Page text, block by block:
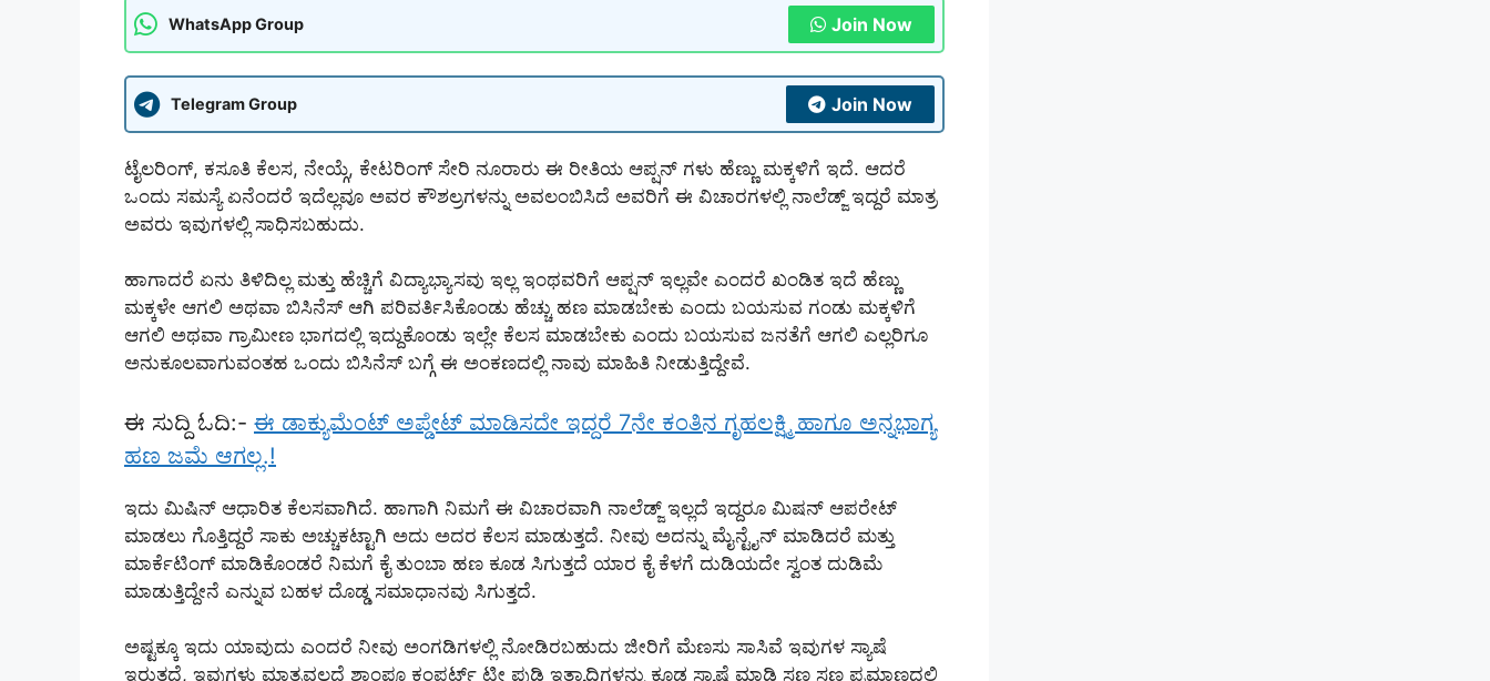
WhatsApp Group Join Now
Telegram Group Join Now
ಟೈಲರಿಂಗ್, ಕಸೂತಿ ಕೆಲಸ, ನೇಯ್ಗೆ, ಕೇಟರಿಂಗ್ ಸೇರಿ ನೂರಾರು ಈ ರೀತಿಯ ಆಪ್ಷನ್ ಗಳು ಹೆಣ್ಣು ಮಕ್ಕಳಿಗೆ ಇದೆ. ಆದರೆ
ಒಂದು ಸಮಸ್ಯೆ ಏನೆಂದರೆ ಇದೆಲ್ಲವೂ ಅವರ ಕೌಶಲ್ರಗಳನ್ನು ಅವಲಂಬಿಸಿದೆ ಅವರಿಗೆ ಈ ವಿಚಾರಗಳಲ್ಲಿ ನಾಲೆಡ್ಜ್ ಇದ್ದರೆ ಮಾತ್ರ
ಅವರು ಇವುಗಳಲ್ಲಿ ಸಾಧಿಸಬಹುದು.
ಹಾಗಾದರೆ ಏನು ತಿಳಿದಿಲ್ಲ ಮತ್ತು ಹೆಚ್ಚಿಗೆ ವಿದ್ಯಾಭ್ಯಾಸವು ಇಲ್ಲ ಇಂಥವರಿಗೆ ಆಪ್ಷನ್ ಇಲ್ಲವೇ ಎಂದರೆ ಖಂಡಿತ ಇದೆ ಹೆಣ್ಣು
ಮಕ್ಕಳೇ ಆಗಲಿ ಅಥವಾ ಬಿಸಿನೆಸ್ ಆಗಿ ಪರಿವರ್ತಿಸಿಕೊಂಡು ಹೆಚ್ಚು ಹಣ ಮಾಡಬೇಕು ಎಂದು ಬಯಸುವ ಗಂಡು ಮಕ್ಕಳಿಗೆ
ಆಗಲಿ ಅಥವಾ ಗ್ರಾಮೀಣ ಭಾಗದಲ್ಲಿ ಇದ್ದುಕೊಂಡು ಇಲ್ಲೇ ಕೆಲಸ ಮಾಡಬೇಕು ಎಂದು ಬಯಸುವ ಜನತೆಗೆ ಆಗಲಿ ಎಲ್ಲರಿಗೂ
ಅನುಕೂಲವಾಗುವಂತಹ ಒಂದು ಬಿಸಿನೆಸ್ ಬಗ್ಗೆ ಈ ಅಂಕಣದಲ್ಲಿ ನಾವು ಮಾಹಿತಿ ನೀಡುತ್ತಿದ್ದೇವೆ.
ಈ ಸುದ್ದಿ ಓದಿ:- ಈ ಡಾಕ್ಯುಮೆಂಟ್ ಅಪ್ಡೇಟ್ ಮಾಡಿಸದೇ ಇದ್ದರೆ 7ನೇ ಕಂತಿನ ಗೃಹಲಕ್ಷ್ಮಿ ಹಾಗೂ ಅನ್ನಭಾಗ್ಯ
ಹಣ ಜಮೆ ಆಗಲ್ಲ.!
ಇದು ಮಿಷಿನ್ ಆಧಾರಿತ ಕೆಲಸವಾಗಿದೆ. ಹಾಗಾಗಿ ನಿಮಗೆ ಈ ವಿಚಾರವಾಗಿ ನಾಲೆಡ್ಜ್ ಇಲ್ಲದೆ ಇದ್ದರೂ ಮಿಷನ್ ಆಪರೇಟ್
ಮಾಡಲು ಗೊತ್ತಿದ್ದರೆ ಸಾಕು ಅಚ್ಚುಕಟ್ಟಾಗಿ ಅದು ಅದರ ಕೆಲಸ ಮಾಡುತ್ತದೆ. ನೀವು ಅದನ್ನು ಮೈನ್ಟೈನ್ ಮಾಡಿದರೆ ಮತ್ತು
ಮಾರ್ಕೆಟಿಂಗ್ ಮಾಡಿಕೊಂಡರೆ ನಿಮಗೆ ಕೈ ತುಂಬಾ ಹಣ ಕೂಡ ಸಿಗುತ್ತದೆ ಯಾರ ಕೈ ಕೆಳಗೆ ದುಡಿಯದೇ ಸ್ವಂತ ದುಡಿಮೆ
ಮಾಡುತ್ತಿದ್ದೇನೆ ಎನ್ನುವ ಬಹಳ ದೊಡ್ಡ ಸಮಾಧಾನವು ಸಿಗುತ್ತದೆ.
ಅಷ್ಟಕ್ಕೂ ಇದು ಯಾವುದು ಎಂದರೆ ನೀವು ಅಂಗಡಿಗಳಲ್ಲಿ ನೋಡಿರಬಹುದು ಜೀರಿಗೆ ಮೆಣಸು ಸಾಸಿವೆ ಇವುಗಳ ಸ್ಯಾಷೆ
ಇರುತ್ತದೆ, ಇವುಗಳು ಮಾತ್ರವಲ್ಲದೆ ಶಾಂಪೂ ಕಂಫರ್ಟ್ ಟೀ ಪುಡಿ ಇತ್ಯಾದಿಗಳನ್ನು ಕೂಡ ಸ್ಯಾಷೆ ಮಾಡಿ ಸಣ್ಣ ಸಣ್ಣ ಪ್ರಮಾಣದಲ್ಲಿ